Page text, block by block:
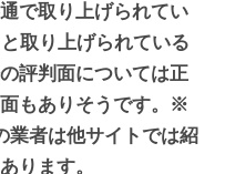
で取り上げられてい
取り上げられている
評判面については正
もありそうです。※
業者は他サイトでは紹
ります。